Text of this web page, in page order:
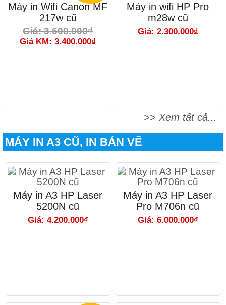
Máy in Wifi Canon MF
217w cũ
Giá: 3.600.000₫
Giá KM: 3.400.000₫
Máy in wifi HP Pro
m28w cũ
Giá: 2.300.000₫
>> Xem tất cả...
MÁY IN A3 CŨ, IN BẢN VẼ
Máy in A3 HP Laser
5200N cũ
Giá: 4.200.000₫
Máy in A3 HP Laser
Pro M706n cũ
Giá: 6.000.000₫